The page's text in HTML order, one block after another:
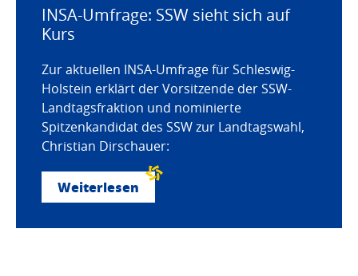
INSA-Umfrage: SSW sieht sich auf
Kurs
Zur aktuellen INSA-Umfrage für Schleswig-
Holstein erklärt der Vorsitzende der SSW-
Landtagsfraktion und nominierte
Spitzenkandidat des SSW zur Landtagswahl,
Christian Dirschauer:
Weiterlesen